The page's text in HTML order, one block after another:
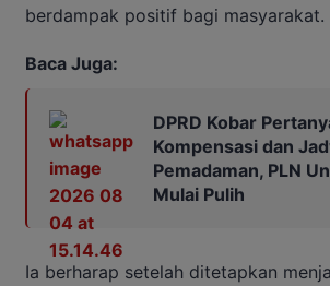
berdampak positif bagi masyarakat.
Baca Juga:
DPRD Kobar
Kompensasi dan
Pemadaman, PLN
Mulai Pulih
Ia berharap setelah ditetapkan